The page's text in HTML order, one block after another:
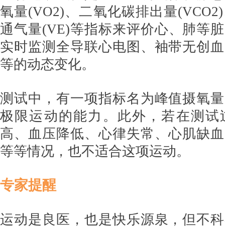
氧量(VO2)、二氧化碳排出量
通气量(VE)等指标来评价心、肺等
实时监测全导联心电图、袖带无创
等的动态变化。
测试中，有一项指标名为峰值摄氧
极限运动的能力。此外，若在测试
高、血压降低、心律失常、心肌缺
等等情况，也不适合这项运动。
专家提醒
运动是良医，也是快乐源泉，但不